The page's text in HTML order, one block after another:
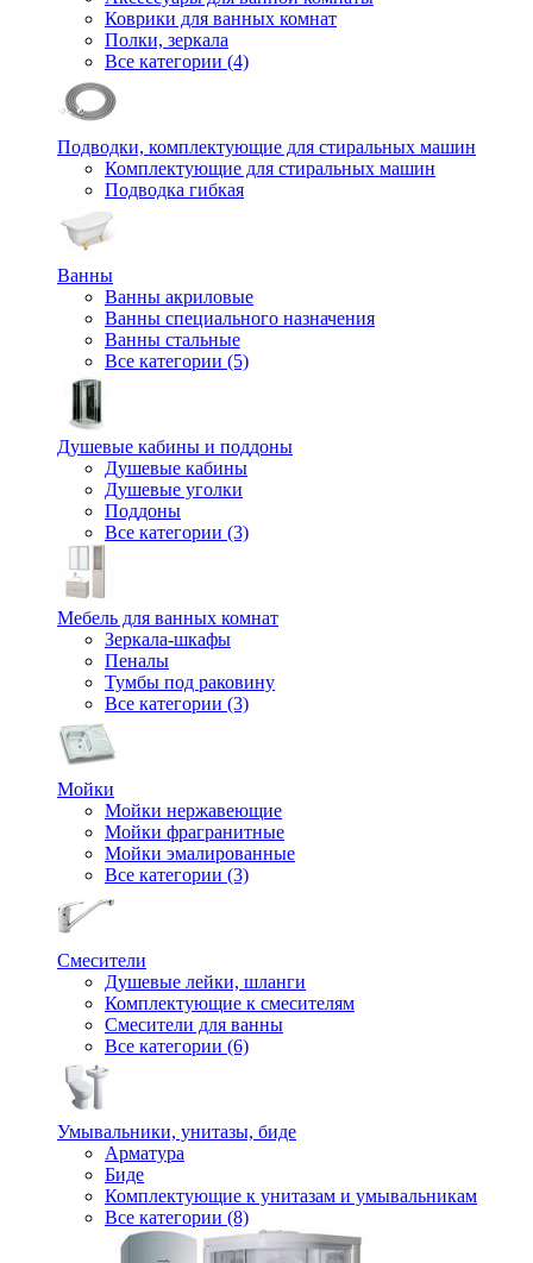
Коврики для ванных комнат
Полки, зеркала
Все категории (4)
Подводки, комплектующие для стиральных машин
Комплектующие для стиральных машин
Подводка гибкая
Ванны
Ванны акриловые
Ванны специального назначения
Ванны стальные
Все категории (5)
Душевые кабины и поддоны
Душевые кабины
Душевые уголки
Поддоны
Все категории (3)
Мебель для ванных комнат
Зеркала-шкафы
Пеналы
Тумбы под раковину
Все категории (3)
Мойки
Мойки нержавеющие
Мойки фрагранитные
Мойки эмалированные
Все категории (3)
Смесители
Душевые лейки, шланги
Комплектующие к смесителям
Смесители для ванны
Все категории (6)
Умывальники, унитазы, биде
Арматура
Биде
Комплектующие к унитазам и умывальникам
Все категории (8)